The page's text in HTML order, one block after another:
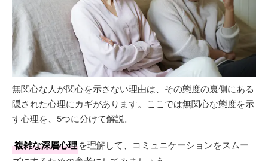
無関心な人が関心を示さない理由は、その態度の裏側にある
隠された心理にカギがあります。ここでは無関心な態度を示
す心理を、5つに分けて解説。
複雑な深層心理を理解して、コミュニケーションをスムー